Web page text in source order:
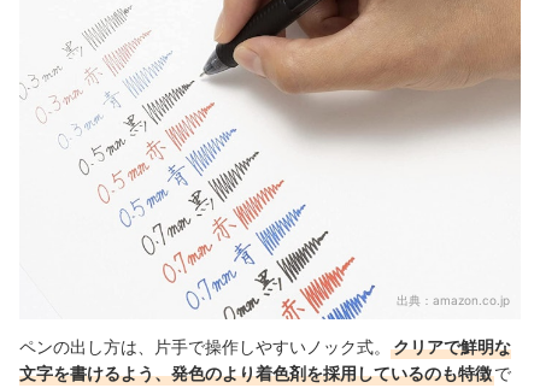
出典： amazon.co.jp
ペンの出し方は、片手で操作しやすいノック式。
クリアで鮮明な
文字を書けるよう、発色のより着色剤を採用しているのも特徴で